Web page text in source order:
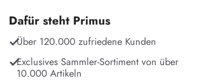
Dafür steht Primus
Über 120.000 zufriedene Kunden
Exclusives Sammler-Sortiment von über
10.000 Artikeln